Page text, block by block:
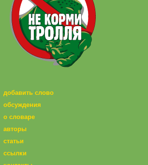
добавить слово
обсуждения
о словаре
авторы
статьи
ссылки